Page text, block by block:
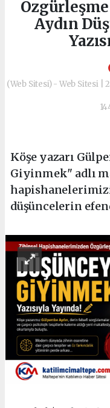
Aydın
(Web Sitesi) - Web Sitesi |
Köşe yazarı
Giyinmek" adlı
düşüncelerin